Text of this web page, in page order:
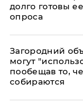
долго готовы
опроса
Загородний
могут
пообещав то,
собираются